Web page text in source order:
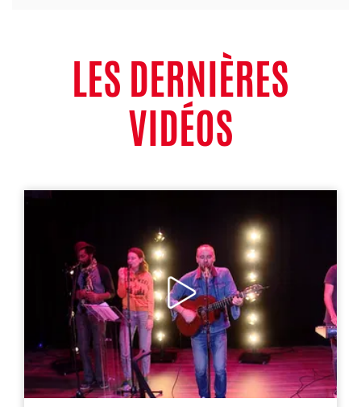
LES DERNIÈRES
VIDÉOS